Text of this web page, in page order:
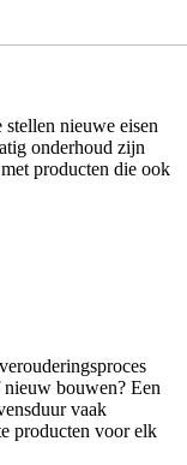
stellen nieuwe eisen
onderhoud zijn
producten die ook
bouwen? Een
vaak
producten voor elk